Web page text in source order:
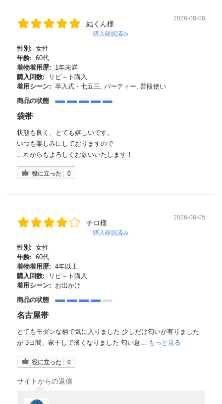
結くん様
購入確認済み
2026-08-06
性別: 女性
年齢: 60代
着物着用歴:
1年未満
購入回数:
リピ－ト購入
着用シーン: 卒入式・七五三, パーティー, 普段使い
商品の状態
袋帯
状態も良く、とても嬉しいです。
いつも楽しみにしておりますので
これからもよろしくお願いいたします！
役に立った 0
チロ様
購入確認済み
2026-08-05
性別: 女性
年齢: 60代
着物着用歴: 4年以上
購入回数:
リピ－ト購入
着用シーン:
お出かけ
商品の状態
名古屋帯
とてもモダンな柄で気に入りました 少しだけ匂いが有りました
が 3日間、家干しで薄くなりました 匂い意... もっと見る
役に立った 0
サイトからの返信